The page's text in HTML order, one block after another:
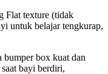
Flat texture (tidak
untuk belajar tengkurap,
bumper box kuat dan
bayi berdiri,